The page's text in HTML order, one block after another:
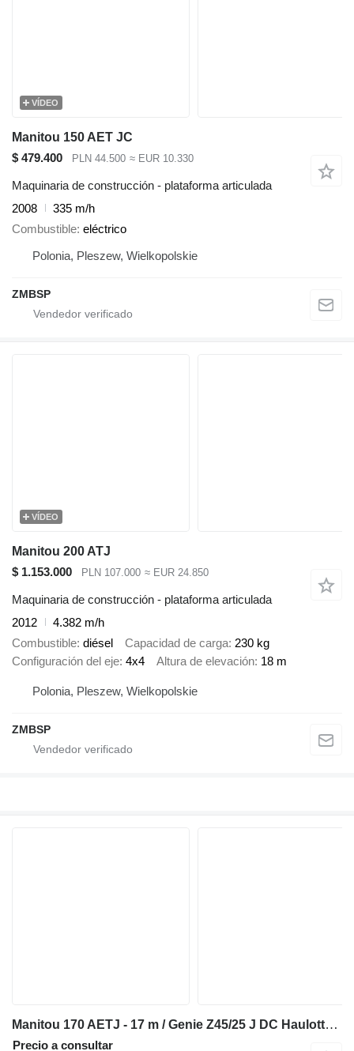
VÍDEO
Manitou 150 AET JC
$ 479.400
PLN 44.500 ≈ EUR 10.330
Maquinaria de construcción - plataforma articulada
2008
335 m/h
Combustible eléctrico
Polonia, Pleszew, Wielkopolskie
ZMBSP
VÍDEO
Manitou 200 ATJ
$ 1.153.000
PLN 107.000 ≈ EUR 24.850
Maquinaria de construcción - plataforma articulada
2012
4.382 m/h
Combustible diésel Capacidad de carga 230 kg
Configuración del eje 4x4 Altura de elevación 18 m
Polonia, Pleszew, Wielkopolskie
ZMBSP
Manitou 170 AETJ - 17 m / Genie Z45/25 J DC Haulotte JLG
Precio a consultar